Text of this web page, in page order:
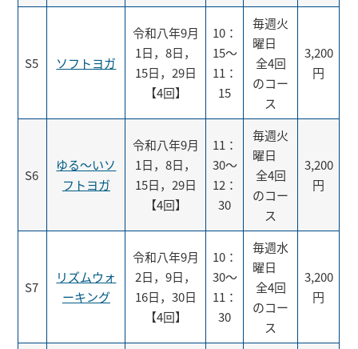
S5 ソフトヨガ
令和八年9月
1日，8日，
15日，29日
【4回】
10：
15～
11：
15
毎週火
曜日
全4回
のコー
ス
3,200
円
S6
ゆる～いソ
フトヨガ
令和八年9月
1日，8日，
15日，29日
【4回】
11：
30～
12：
30
毎週火
曜日
全4回
のコー
ス
3,200
円
S7
リズムウォ
ーキング
令和八年9月
2日，9日，
16日，30日
【4回】
10：
30～
11：
30
毎週水
曜日
全4回
のコー
ス
3,200
円